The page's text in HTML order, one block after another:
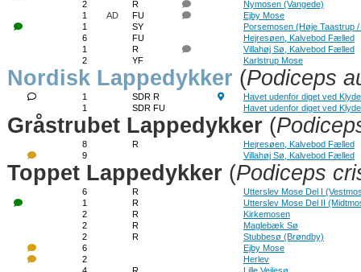
2
R
Nymosen (Vangede)
1
AD FU
Ejby Mose
1
SY
Porsemosen (Høje Taastrup /
6
FU
Hejresøen, Kalvebod Fælled
1
R
Villahøj Sø, Kalvebod Fælled
2
YF Karlstrup Mose
Nordisk Lappedykker (Podiceps
1 SDR R
Havet udenfor diget ved
1
SDR FU Havet udenfor diget ved
Gråstrubet Lappedykker (
8 R
Hejresøen, Kalvebod Fælled
9
Villahøj Sø, Kalvebod Fælled
Toppet Lappedykker (Podiceps
6 R
Utterslev Mose Del I
1
R
Utterslev Mose Del II
2
R
Kirkemosen
2
R
Maglebæk Sø
2
R
Stubbesø (Brøndby)
6
Ejby Mose
2
Herlev